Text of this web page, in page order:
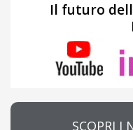
Il futuro
SCOPRI I